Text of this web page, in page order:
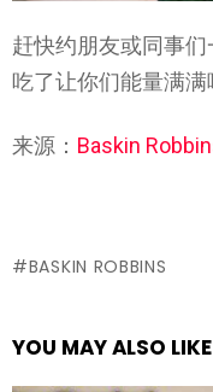
赶快约朋友或同事们
吃了让你们能量满满
来源： Baskin
BASKIN ROBBINS
YOU MAY ALSO LIKE